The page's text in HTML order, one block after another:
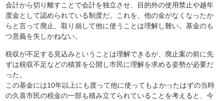
会計から切り離すことで会計を独立させ、目的外の使用禁止や越年
度金として認められている制度だ。これを、他の金がなくなったか
らと言って廃止、取り崩して他に使うことは理解し難い。基金のも
つ意義を失しかねない。
税収が不足する見込みということは理解できるが、廃止案の前に先
ずは税収不足などの積算を公開し市民に理解を求める姿勢が必要だ
った。
この基金には10年以上にも渡って他に使ってもよかったはずの当時
の久喜市民の税金の一部も積み立てられていることを考えると、今